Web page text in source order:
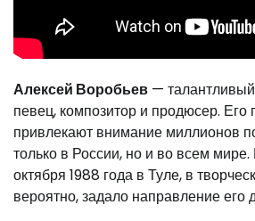
Алексей Воробьев — талантливый
певец, композитор и продюсер. Его
привлекают внимание миллионов
только в России, но и во всем мире.
октября 1988 года в Туле, в
вероятно, задало направление его